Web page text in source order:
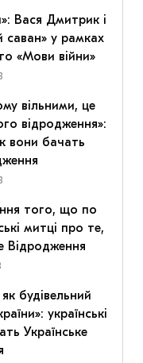
Вася Дмитрик і
саван» у рамках
«Мови війни»
вільними, це
відродження»:
вони бачать
того, що по
митці про те,
Відродження
будівельний
українські
Українське